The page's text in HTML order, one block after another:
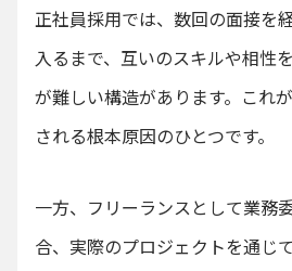
正社員採用では、数回の面接を
入るまで、互いのスキルや相性
が難しい構造があります。これ
される根本原因のひとつです。
一方、フリーランスとして業務
合、実際のプロジェクトを通じ